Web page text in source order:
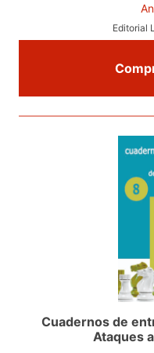
Editorial
Cuadernos de
Ataques